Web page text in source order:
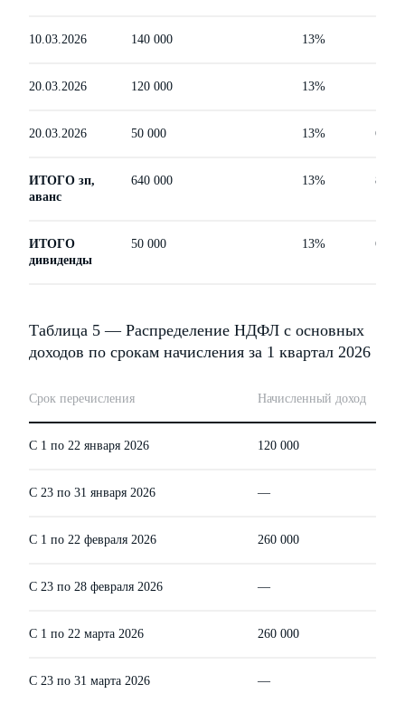
10.03.2026 140 000 13%
20.03.2026 120 000 13%
20.03.2026 50 000 13% 6 500
ИТОГО зп,
аванс
640 000 13% 83
ИТОГО
дивиденды
50 000 13% 6 500
Таблица 5 — Распределение НДФЛ с основных
доходов по срокам начисления за 1 квартал 2026
Срок перечисления Начисленный доход
С 1 по 22 января 2026 120 000
С 23 по 31 января 2026 —
С 1 по 22 февраля 2026 260 000
С 23 по 28 февраля 2026 —
С 1 по 22 марта 2026 260 000
С 23 по 31 марта 2026 —